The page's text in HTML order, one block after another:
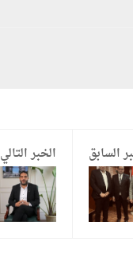
السابق الخبر التالي